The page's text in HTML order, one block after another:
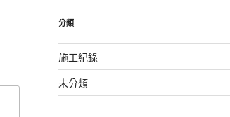
分類
施工紀錄
未分類